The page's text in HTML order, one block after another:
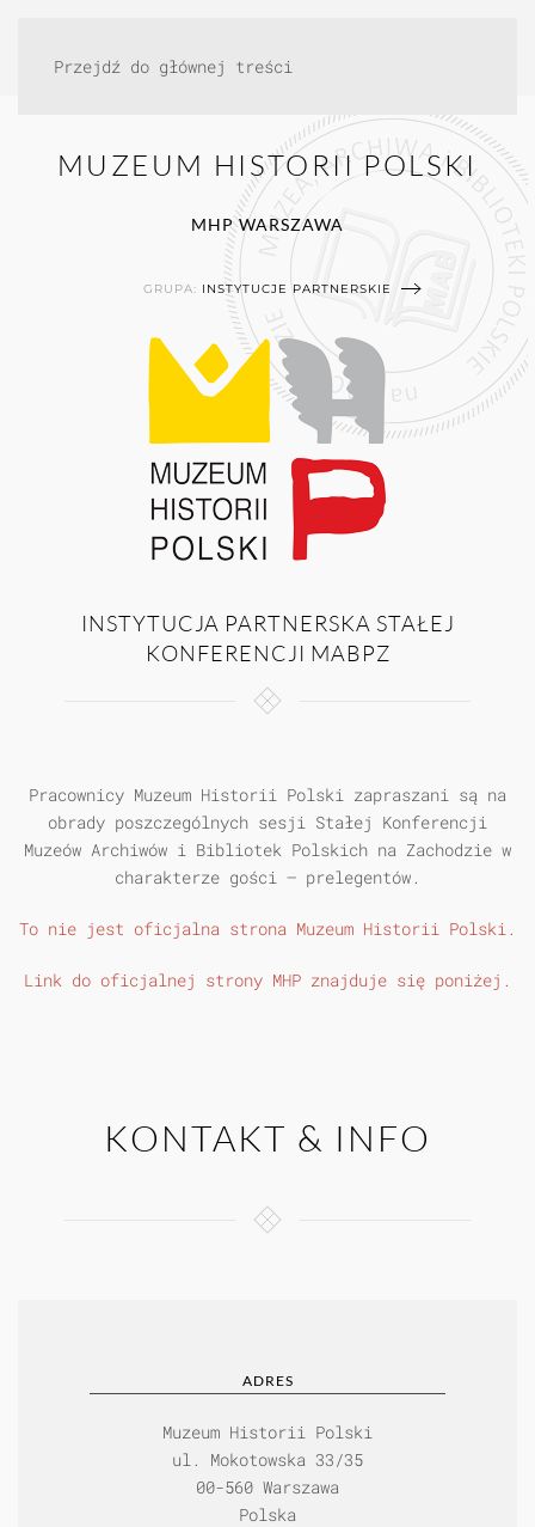
Przejdź do głównej treści
MUZEUM HISTORII POLSKI
MHP WARSZAWA
GRUPA: INSTYTUCJE PARTNERSKIE
INSTYTUCJA PARTNERSKA STAŁEJ
KONFERENCJI MABPZ
Pracownicy Muzeum Historii Polski zapraszani są na
obrady poszczególnych sesji Stałej Konferencji
Muzeów Archiwów i Bibliotek Polskich na Zachodzie w
charakterze gości – prelegentów.
To nie jest oficjalna strona Muzeum Historii Polski.
Link do oficjalnej strony MHP znajduje się poniżej.
KONTAKT & INFO
ADRES
Muzeum Historii Polski
ul. Mokotowska 33/35
00-560 Warszawa
Polska